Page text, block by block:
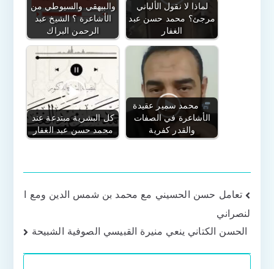
والبيهقي والسيوطي من
الأشاعرة ؟ الشيخ عبد
الرحمن البراك
لماذا لا نقول الألباني
مرجئ؟ محمد حسن عبد
الغفار
كل البشرية مبتدعة عند
محمد حسن عبد الغفار
محمد سمير عقيدة
الأشاعرة في الصفات
والقدر كفرية
تصفّح
المقالات
تعامل حسن الحسيني مع محمد بن شمس الدين ومع ا
لنصراني
الحسن الكتاني ينعي منيرة القبيسي الصوفية الشبيحة